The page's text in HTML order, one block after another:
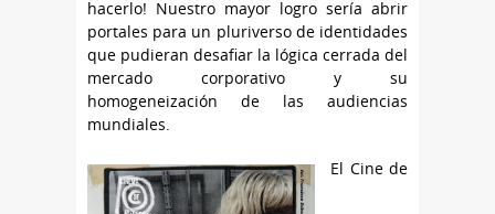
hacerlo! Nuestro mayor logro sería abrir
portales para un pluriverso de identidades
que pudieran desafiar la lógica cerrada del
mercado corporativo y su
homogeneización de las audiencias
mundiales.
El Cine de